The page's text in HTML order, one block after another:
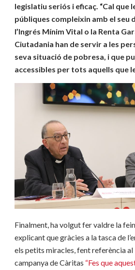
legislatiu seriós i eficaç. “Cal que
públiques compleixin amb el seu
l’Ingrés Mínim Vital o la Renta
Ciutadania han de servir a les
seva situació de pobresa, i que
accessibles per tots aquells que
Finalment, ha volgut fer valdre la
explicant que gràcies a la tasca de
els petits miracles, fent referència al
campanya de Càritas “Fes que